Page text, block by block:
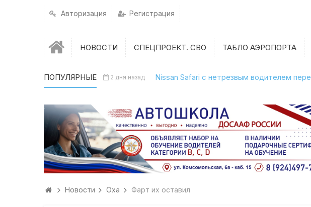
Авторизация Регистрация
НОВОСТИ СПЕЦПРОЕКТ. СВО ТАБЛО АЭРОПОРТА
ПОПУЛЯРНЫЕ 2 дня назад Nissan Safari с нетрезвым водителем
Новости Оха Фарт их оставил